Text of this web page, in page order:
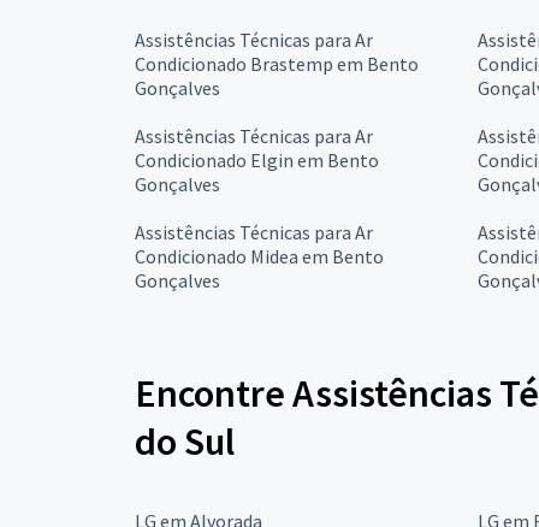
Assistências Técnicas para Ar
Condicionado Brastemp em Bento
Gonçalves
Assistências Técnicas para Ar
Condicionado Elgin em Bento
Gonçalves
Assistências Técnicas para Ar
Condicionado Midea em Bento
Gonçalves
Encontre Assistências
do Sul
LG em Alvorada LG em